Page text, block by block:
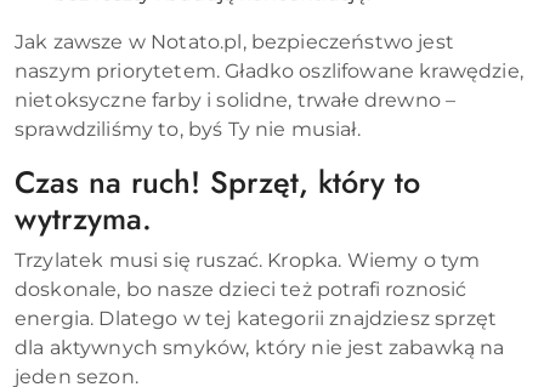
Jak zawsze w Notato.pl, bezpieczeństwo jest
naszym priorytetem. Gładko oszlifowane krawędzie,
nietoksyczne farby i solidne, trwałe drewno –
sprawdziliśmy to, byś Ty nie musiał.
Czas na ruch! Sprzęt, który to
wytrzyma.
Trzylatek musi się ruszać. Kropka. Wiemy o tym
doskonale, bo nasze dzieci też potrafi roznosić
energia. Dlatego w tej kategorii znajdziesz sprzęt
dla aktywnych smyków, który nie jest zabawką na
jeden sezon.